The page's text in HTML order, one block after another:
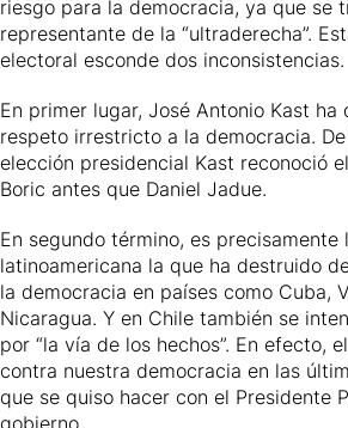
riesgo para la democracia, ya que se
representante de la “ultraderecha”.
electoral esconde dos inconsistencias.
En primer lugar, José Antonio Kast ha
respeto irrestricto a la democracia.
elección presidencial Kast reconoció
Boric antes que Daniel Jadue.
En segundo término, es precisamente
latinoamericana la que ha destruido
la democracia en países como Cuba,
Nicaragua. Y en Chile también se
por “la vía de los hechos”. En efecto,
contra nuestra democracia en las
que se quiso hacer con el Presidente
gobierno.